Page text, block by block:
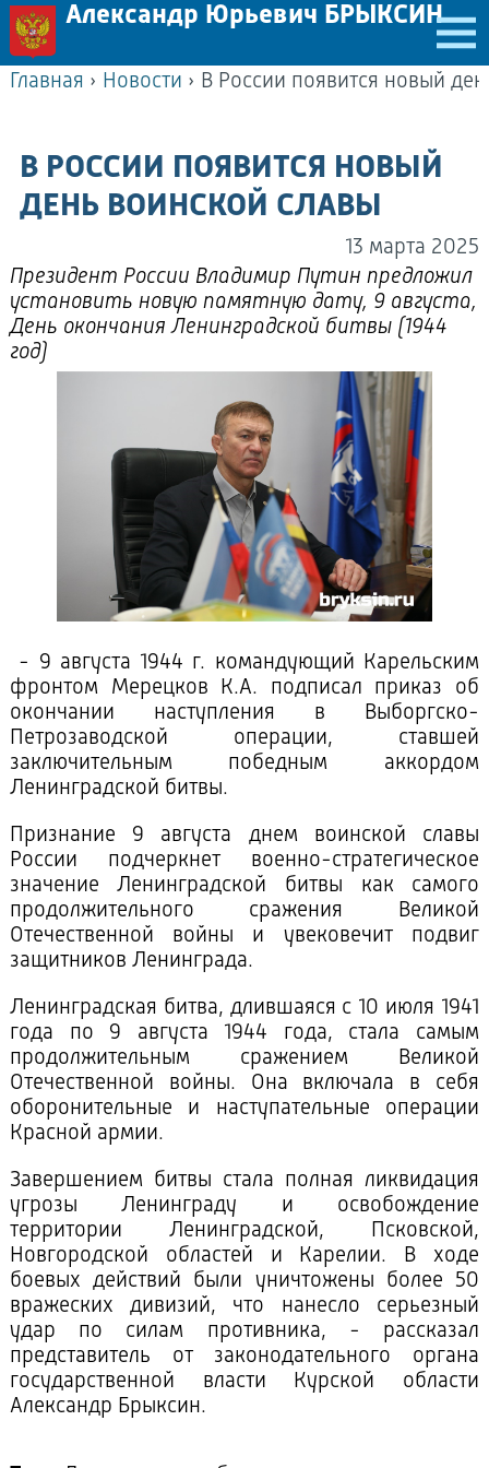
Александр Юрьевич БРЫКСИН
Главная › Новости › В России появится новый
В РОССИИ ПОЯВИТСЯ НОВЫЙ
ДЕНЬ ВОИНСКОЙ СЛАВЫ
13 марта 2025
Президент России Владимир Путин предложил
установить новую памятную дату, 9 августа,
День окончания Ленинградской битвы (1944
год)
- 9 августа 1944 г. командующий Карельским
фронтом Мерецков К.А. подписал приказ об
окончании наступления в Выборгско-
Петрозаводской операции, ставшей
заключительным победным аккордом
Ленинградской битвы.
Признание 9 августа днем воинской славы
России подчеркнет военно-стратегическое
значение Ленинградской битвы как самого
продолжительного сражения Великой
Отечественной войны и увековечит подвиг
защитников Ленинграда.
Ленинградская битва, длившаяся с 10 июля 1941
года по 9 августа 1944 года, стала самым
продолжительным сражением Великой
Отечественной войны. Она включала в себя
оборонительные и наступательные операции
Красной армии.
Завершением битвы стала полная ликвидация
угрозы Ленинграду и освобождение
территории Ленинградской, Псковской,
Новгородской областей и Карелии. В ходе
боевых действий были уничтожены более 50
вражеских дивизий, что нанесло серьезный
удар по силам противника, - рассказал
представитель от законодательного органа
государственной власти Курской области
Александр Брыксин.